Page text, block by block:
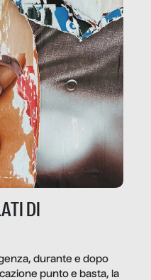
DI
durante e dopo
punto e basta, la